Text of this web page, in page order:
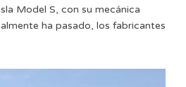
Model S, con su mecánica
ha pasado, los fabricantes